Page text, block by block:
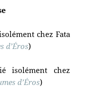
chez Fata
d’Éros)
isolément chez
d’Éros)